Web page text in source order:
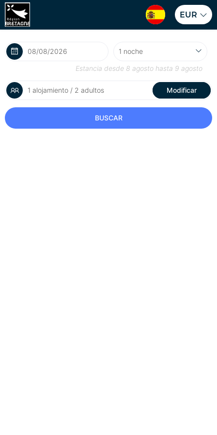
EUR
Estancia desde 8 agosto hasta 9 agosto
1 alojamiento / 2 adultos Modificar